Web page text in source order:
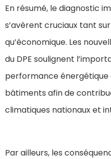
En résumé, le diagnostic
s’avèrent cruciaux tant
qu’économique. Les
du DPE soulignent
performance énergétique
bâtiments afin de
climatiques nationaux et
Par ailleurs, les